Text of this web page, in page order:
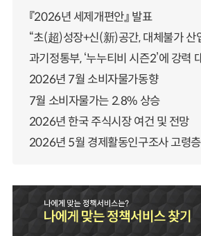
『2026년 세제개편안』 발표
“초(超)성장+신(新)공간, 대체불가 산
과기정통부, ‘누누티비 시즌2’에 강력
2026년 7월 소비자물가동향
7월 소비자물가는 2.8% 상승
2026년 한국 주식시장 여건 및 전망
2026년 5월 경제활동인구조사 고령